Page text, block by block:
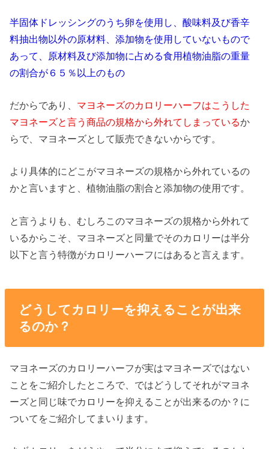
半固体ドレッシングのうち卵を使用し、酸味料及び香辛
料抽出物以外の原材料、添加物を使用していないもので
あって、原材料及び添加物に占める食用植物油脂の重量
の割合が６５％以上のもの
だからであり、 マヨネーズのカロリーハーフはこうした
マヨネーズと言う商品の規格から外れてしまっているか
らで、マヨネーズとして販売できないからです。
より具体的にどこがマヨネーズの規格から外れているの
かと言いますと、植物油脂の割合と添加物の使用です。
と言うよりも、むしろこのマヨネーズの規格から外れて
いるからこそ、マヨネーズと同量でそのカロリーは半分
以下と言う特徴がカロリーハーフにはあると言えます。
どうしてカロリーを抑えることが出来
るのか？
マヨネーズのカロリーハーフが実はマヨネーズではない
ことをご紹介したところで、ではどうしてそれがマヨネ
ーズと同じ味でカロリーを抑えることが出来るのか？に
ついてをご紹介してまいります。